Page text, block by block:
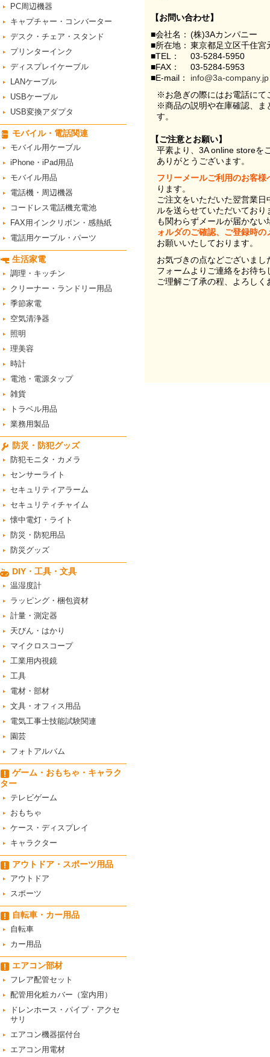
【お問い合わせ】
■会社名： (株)3Aカンパニー
■所在地： 東京都足立区千住
■TEL：
03-5284-5950
■FAX：
03-5284-5953
■E-mail：
info@3a-company.jp
※お急ぎの際にはお電話にて
※商品の説明や在庫確認、ま
す。
【ご注意とお願い】
平素より、3A online storeを
ありがとうございます。
フリーメールご利用のお客様
ります。
ご注文をいただいた翌営業
ルを送らせていただいてお
も関わらずメールが届かない
ォルダのご確認、ご登録時
お願いいたしております。
お気づきの点などございま
フォームよりご連絡をお待ち
ご理解ご了承の程、よろし
PC周辺機器
キャプチャー・コンバーター
デスク・チェア・スタンド
プリンターインク
ディスプレイケーブル
LANケーブル
USBケーブル
USB変換アダプタ
モバイル・電話関連
モバイル用ケーブル
iPhone・iPad用品
モバイル用品
電話機・周辺機器
コードレス電話機充電池
FAX用インクリボン・感熱紙
電話用ケーブル・パーツ
生活家電
調理・キッチン
クリーナー・ランドリー用品
季節家電
空気清浄器
照明
理美容
時計
電池・電源タップ
雑貨
トラベル用品
業務用製品
防災・防犯グッズ
防犯モニタ・カメラ
センサーライト
セキュリティアラーム
セキュリティチャイム
懐中電灯・ライト
防災・防犯用品
防災グッズ
DIY・工具・文具
温湿度計
ラッピング・梱包資材
計量・測定器
天びん・はかり
マイクロスコープ
工業用内視鏡
工具
電材・部材
文具・オフィス用品
電気工事士技能試験関連
園芸
フォトアルバム
ゲーム・おもちゃ・キャラク
ター
テレビゲーム
おもちゃ
ケース・ディスプレイ
キャラクター
アウトドア・スポーツ用品
アウトドア
スポーツ
自転車・カー用品
自転車
カー用品
エアコン部材
フレア配管セット
配管用化粧カバー（室内用）
ドレンホース・パイプ・アクセ
サリ
エアコン機器据付台
エアコン用電材